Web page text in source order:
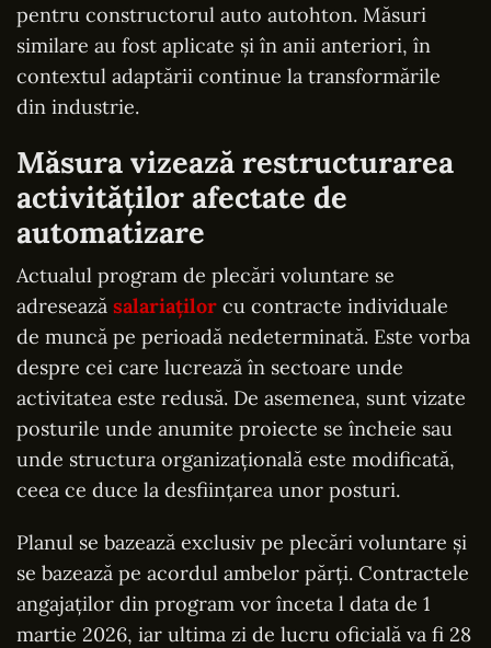
pentru constructorul auto autohton. Măsuri
similare au fost aplicate și în anii anteriori, în
contextul adaptării continue la transformările
din industrie.
Măsura vizează restructurarea
activităților afectate de
automatizare
Actualul program de plecări voluntare se
adresează salariaților cu contracte individuale
de muncă pe perioadă nedeterminată. Este vorba
despre cei care lucrează în sectoare unde
activitatea este redusă. De asemenea, sunt vizate
posturile unde anumite proiecte se încheie sau
unde structura organizațională este modificată,
ceea ce duce la desființarea unor posturi.
Planul se bazează exclusiv pe plecări voluntare și
se bazează pe acordul ambelor părți. Contractele
angajaților din program vor înceta l data de 1
martie 2026, iar ultima zi de lucru oficială va fi 28